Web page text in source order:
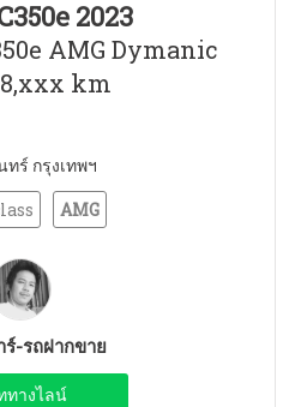
2023
AMG Dymanic
km
ร์ กรุงเทพฯ
AMG
ร์-รถฝากขาย
ทางไลน์